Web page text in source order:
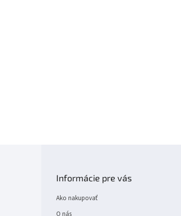
Informácie pre vás
Ako nakupovať
O nás